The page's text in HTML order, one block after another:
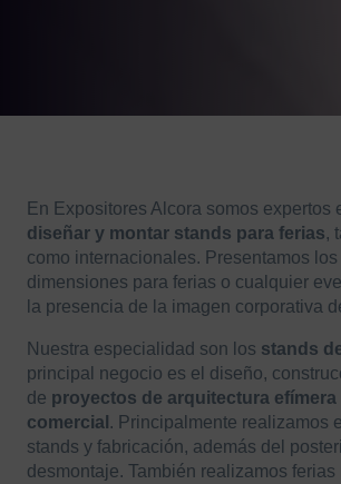
En Expositores Alcora somos expertos
diseñar y montar stands para ferias,
como internacionales. Presentamos
dimensiones para ferias o cualquier
la presencia de la imagen corporativa
Nuestra especialidad son los stands
principal negocio es el diseño,
de proyectos de arquitectura
comercial . Principalmente realizamos
stands y fabricación, además del
desmontaje. También realizamos ferias